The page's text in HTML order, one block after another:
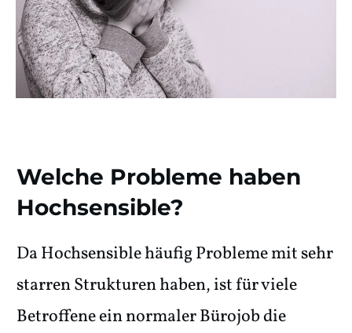
Welche Probleme haben
Hochsensible?
Da Hochsensible häufig Probleme mit sehr
starren Strukturen haben, ist für viele
Betroffene ein normaler Bürojob die